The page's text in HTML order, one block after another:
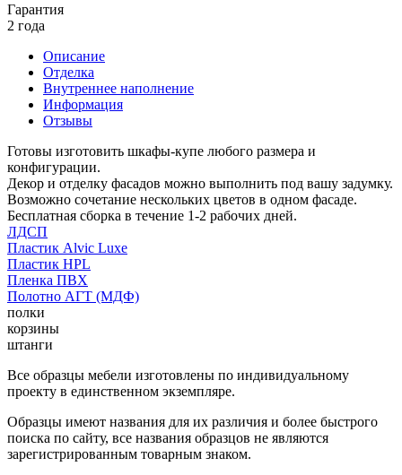
Гарантия
2 года
Описание
Отделка
Внутреннее наполнение
Информация
Отзывы
Готовы изготовить шкафы-купе любого размера и
конфигурации.
Декор и отделку фасадов можно выполнить под вашу задумку.
Возможно сочетание нескольких цветов в одном фасаде.
Бесплатная сборка в течение 1-2 рабочих дней.
ЛДСП
Пластик Alvic Luxe
Пластик HPL
Пленка ПВХ
Полотно АГТ (МДФ)
полки
корзины
штанги
Все образцы мебели изготовлены по индивидуальному
проекту в единственном экземпляре.
Образцы имеют названия для их различия и более быстрого
поиска по сайту, все названия образцов не являются
зарегистрированным товарным знаком.